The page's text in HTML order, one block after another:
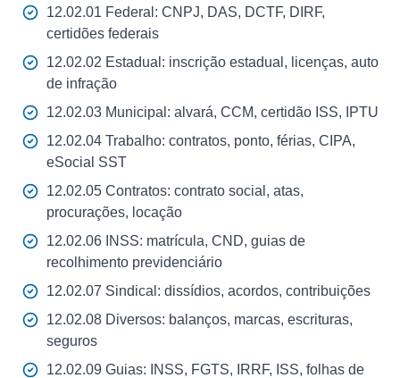
12.02.01 Federal: CNPJ, DAS, DCTF, DIRF,
certidões federais
12.02.02 Estadual: inscrição estadual, licenças, auto
de infração
12.02.03 Municipal: alvará, CCM, certidão ISS, IPTU
12.02.04 Trabalho: contratos, ponto, férias, CIPA,
eSocial SST
12.02.05 Contratos: contrato social, atas,
procurações, locação
12.02.06 INSS: matrícula, CND, guias de
recolhimento previdenciário
12.02.07 Sindical: dissídios, acordos, contribuições
12.02.08 Diversos: balanços, marcas, escrituras,
seguros
12.02.09 Guias: INSS, FGTS, IRRF, ISS, folhas de